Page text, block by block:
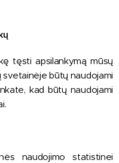
tęsti apsilankymą mūsų
būtų naudojami
kad būtų naudojami
naudojimo statistinei